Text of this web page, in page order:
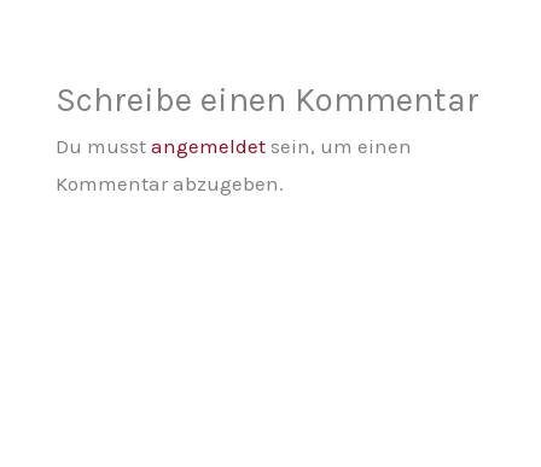
Schreibe einen Kommentar
Du musst angemeldetsein, um einen
Kommentar abzugeben.